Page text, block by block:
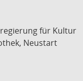
für Kultur
Neustart